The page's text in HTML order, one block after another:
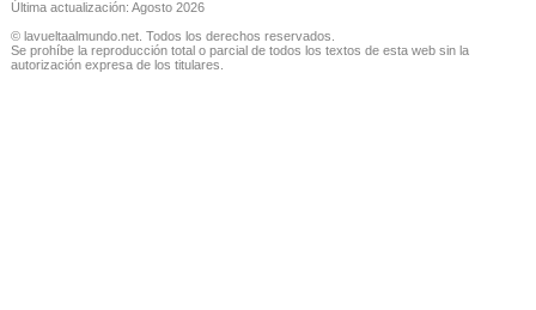
Última actualización: Agosto 2026
© lavueltaalmundo.net. Todos los derechos reservados.
Se prohíbe la reproducción total o parcial de todos los textos de esta web sin la
autorización expresa de los titulares.